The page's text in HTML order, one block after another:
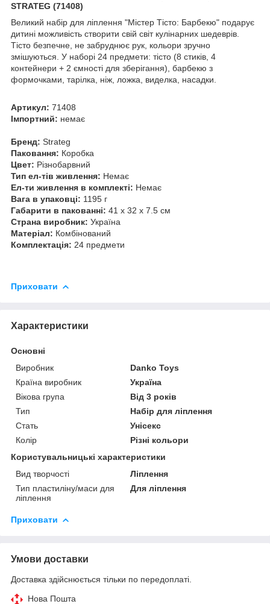
STRATEG (71408)
Великий набір для ліплення "Містер Тісто: Барбекю" подарує
дитині можливість створити свій світ кулінарних шедеврів.
Тісто безпечне, не забруднює рук, кольори зручно
змішуються. У наборі 24 предмети: тісто (8 стиків, 4
контейнери + 2 ємності для зберігання), барбекю з
формочками, тарілка, ніж, ложка, виделка, насадки.
Артикул: 71408
Імпортний: немає
Бренд: Strateg
Паковання: Коробка
Цвет: Різнобарвний
Тип ел-тів живлення: Немає
Ел-ти живлення в комплекті: Немає
Вага в упаковці: 1195 г
Габарити в пакованні: 41 x 32 x 7.5 см
Страна виробник: Україна
Матеріал: Комбінований
Комплектація: 24 предмети
Приховати
Характеристики
Основні
Виробник
Danko Toys
Країна виробник
Україна
Вікова група
Від 3 років
Тип
Набір для ліплення
Стать
Унісекс
Колір
Різні кольори
Користувальницькі характеристики
Вид творчості
Ліплення
Тип пластиліну/маси для
ліплення
Для ліплення
Приховати
Умови доставки
Доставка здійснюється тільки по передоплаті.
Нова Пошта